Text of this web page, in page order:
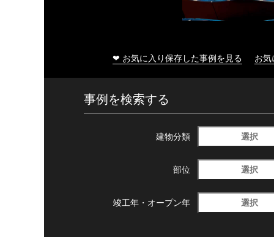
❤ お気に入り保存した事例を見る お
事例を検索する
建物分類 選択
部位 選択
竣工年・ オープン年 選択